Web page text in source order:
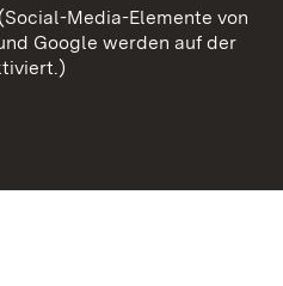
CookiesMedia-Elemente von
Google werden auf der